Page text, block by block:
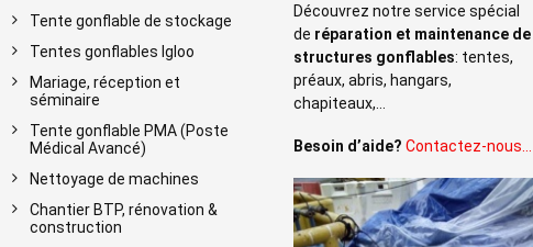
Tente gonflable de stockage
Tentes gonflables Igloo
Mariage, réception et
séminaire
Tente gonflable PMA (Poste
Médical Avancé)
Nettoyage de machines
Chantier BTP, rénovation &
construction
Découvrez notre service spécial
de réparation et maintenance de
structures gonflables: tentes,
préaux, abris, hangars,
chapiteaux,…
Besoin d’aide? Contactez-nous…